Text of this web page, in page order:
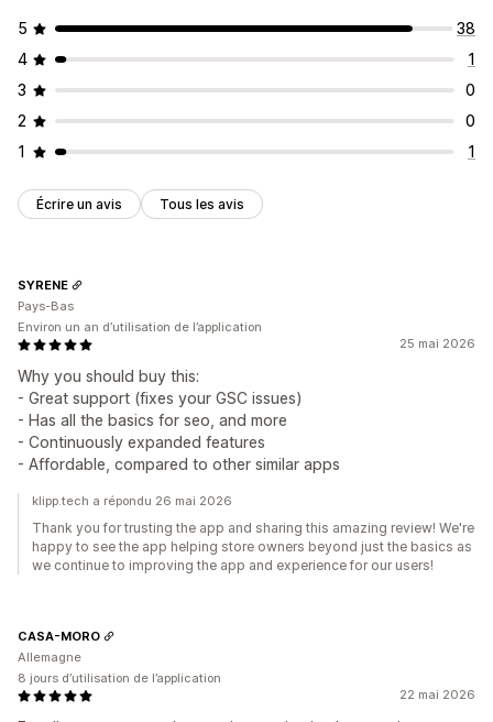
5
38
4
1
3
0
2
0
1
1
Écrire un avis Tous les avis
25 mai 2026
Why you should buy this:
- Great support (fixes your GSC issues)
- Has all the basics for seo, and more
- Continuously expanded features
- Affordable, compared to other similar apps
SYRENE
Pays-Bas
Environ un an d’utilisation de l’application
klipp.tech a répondu 26 mai 2026
Thank you for trusting the app and sharing this amazing review! We're
happy to see the app helping store owners beyond just the basics as
we continue to improving the app and experience for our users!
22 mai 2026
CASA-MORO
Allemagne
8 jours d’utilisation de l’application